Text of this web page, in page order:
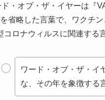
・オブ・ザ・イヤーは『
を省略した言葉で、ワクチ
コロナウィルスに関連する
ワード・オブ・ザ・イ
な、その年を象徴する